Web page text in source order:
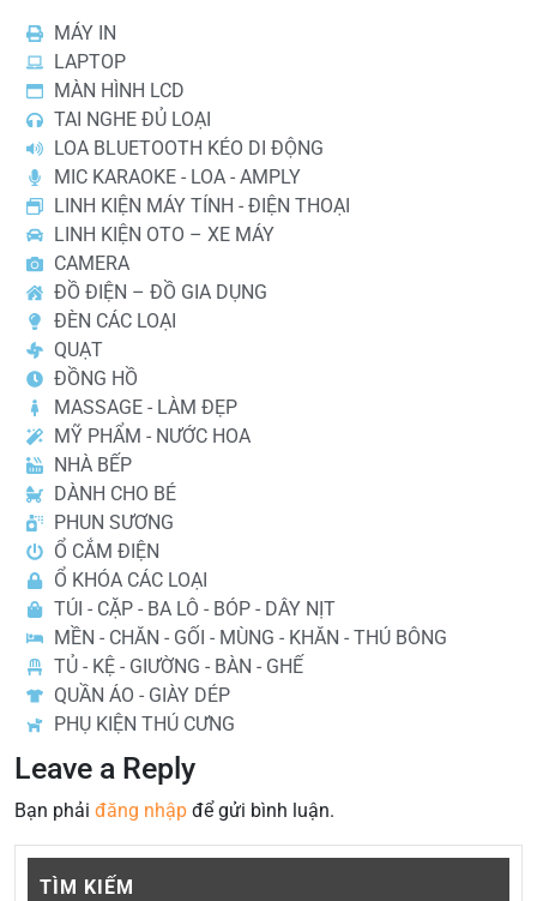
MÁY IN
LAPTOP
MÀN HÌNH LCD
TAI NGHE ĐỦ LOẠI
LOA BLUETOOTH KÉO DI ĐỘNG
MIC KARAOKE - LOA - AMPLY
LINH KIỆN MÁY TÍNH - ĐIỆN THOẠI
LINH KIỆN OTO – XE MÁY
CAMERA
ĐỒ ĐIỆN – ĐỒ GIA DỤNG
ĐÈN CÁC LOẠI
QUẠT
ĐỒNG HỒ
MASSAGE - LÀM ĐẸP
MỸ PHẨM - NƯỚC HOA
NHÀ BẾP
DÀNH CHO BÉ
PHUN SƯƠNG
Ổ CẮM ĐIỆN
Ổ KHÓA CÁC LOẠI
TÚI - CẶP - BA LÔ - BÓP - DÂY NỊT
MỀN - CHĂN - GỐI - MÙNG - KHĂN - THÚ BÔNG
TỦ - KỆ - GIƯỜNG - BÀN - GHẾ
QUẦN ÁO - GIÀY DÉP
PHỤ KIỆN THÚ CƯNG
Leave a Reply
Bạn phải đăng nhập để gửi bình luận.
TÌM KIẾM